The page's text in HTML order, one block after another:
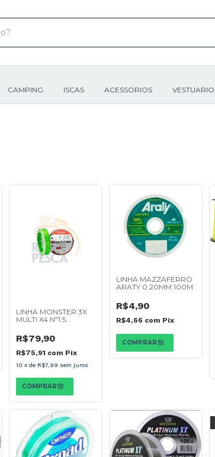
CAMPING ISCAS ACESSORIOS VESTUARIO
LINHA MONSTER 3X
MULTI X4 Nº1.5
R$79,90
R$75,91 com Pix
10 x de R$7,99 sem juros
LINHA MAZZAFERRO
ARATY 0.20MM 100M
R$4,90
R$4,66 com Pix